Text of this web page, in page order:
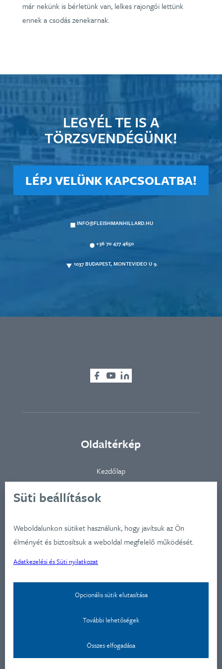
Süti beállítások
Weboldalunkon sütiket használunk, hogy javítsuk az Ön
élményét és biztosítsuk a weboldal megfelelő működését.
Adatkezelési és Süti nyilatkozat
Opcionális sütik elutasítása
További lehetőségek
Összes elfogadása
már nekünk is bérletünk van, lelkes rajongói lettünk
ennek a csodás zenekarnak.
LEGYÉL TE IS A
TÖRZSVENDÉGÜNK!
LÉPJ VELÜNK KAPCSOLATBA!
INFO@FLEISHMANHILLARD.HU
+36 70 477 4650
1037 BUDAPEST, MONTEVIDEO U 9.
Oldaltérkép
Kapcsolat
Kezdőlap
Ügynökségünkről
Ügyfeleink
Szolgátatásaink
Munkáink
Adatkezelési nyilatkozat